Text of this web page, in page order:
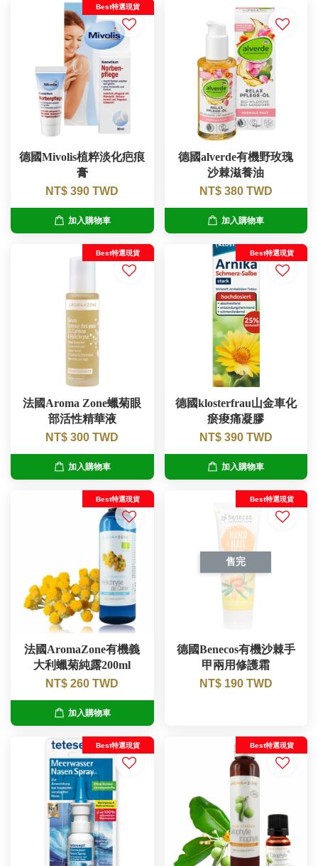
Best特選現貨
德國Mivolis植粹淡化疤痕
膏
NT$ 390 TWD
加入購物車
德國alverde有機野玫瑰
沙棘滋養油
NT$ 380 TWD
加入購物車
Best特選現貨
法國Aroma Zone蠟菊眼
部活性精華液
NT$ 300 TWD
加入購物車
Best特選現貨
德國klosterfrau山金車化
瘀痠痛凝膠
NT$ 390 TWD
加入購物車
Best特選現貨
法國AromaZone有機義
大利蠟菊純露200ml
NT$ 260 TWD
加入購物車
售完
Best特選現貨
德國Benecos有機沙棘手
甲兩用修護霜
NT$ 190 TWD
Best特選現貨 Best特選現貨